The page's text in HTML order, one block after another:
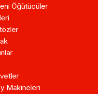
Öğütücüler
Makineleri